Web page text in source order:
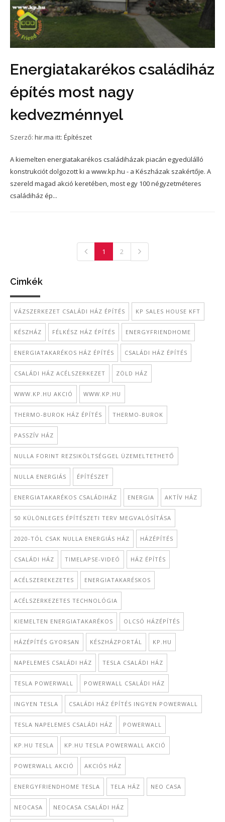
Energiatakarékos családiház
építés most nagy
kedvezménnyel
Szerző: hir.ma itt: Építészet
A kiemelten energiatakarékos családiházak piacán egyedülálló
konstrukciót dolgozott ki a www.kp.hu - a Készházak szakértője. A
szereld magad akció keretében, most egy 100 négyzetméteres
családiház ép...
1 2
Cimkék
VÁZSZERKEZET CSALÁDI HÁZ ÉPÍTÉS KP SALES HOUSE KFT
KÉSZHÁZ FÉLKÉSZ HÁZ ÉPÍTÉS ENERGYFRIENDHOME
ENERGIATAKARÉKOS HÁZ ÉPÍTÉS CSALÁDI HÁZ ÉPÍTÉS
CSALÁDI HÁZ ACÉLSZERKEZET ZÖLD HÁZ
WWW.KP.HU AKCIÓ WWW.KP.HU
THERMO-BUROK HÁZ ÉPÍTÉS THERMO-BUROK
PASSZÍV HÁZ
NULLA FORINT REZSIKÖLTSÉGGEL ÜZEMELTETHETŐ
NULLA ENERGIÁS ÉPÍTÉSZET
ENERGIATAKARÉKOS CSALÁDIHÁZ ENERGIA AKTÍV HÁZ
50 KÜLÖNLEGES ÉPÍTÉSZETI TERV MEGVALÓSÍTÁSA
2020-TÓL CSAK NULLA ENERGIÁS HÁZ HÁZÉPÍTÉS
CSALÁDI HÁZ TIMELAPSE-VIDEÓ HÁZ ÉPÍTÉS
ACÉLSZEREKEZETES ENERGIATAKARÉSKOS
ACÉLSZERKEZETES TECHNOLÓGIA
KIEMELTEN ENERGIATAKARÉKOS OLCSÓ HÁZÉPÍTÉS
HÁZÉPÍTÉS GYORSAN KÉSZHÁZPORTÁL KP.HU
NAPELEMES CSALÁDI HÁZ TESLA CSALÁDI HÁZ
TESLA POWERWALL POWERWALL CSALÁDI HÁZ
INGYEN TESLA CSALÁDI HÁZ ÉPÍTÉS INGYEN POWERWALL
TESLA NAPELEMES CSALÁDI HÁZ POWERWALL
KP.HU TESLA KP.HU TESLA POWERWALL AKCIÓ
POWERWALL AKCIÓ AKCIÓS HÁZ
ENERGYFRIENDHOME TESLA TELA HÁZ NEO CASA
NEOCASA NEOCASA CSALÁDI HÁZ